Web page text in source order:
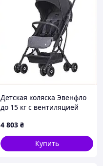
Детская коляска Эвенфло
до 15 кг с вентиляцией
4 803 ₴
Купить